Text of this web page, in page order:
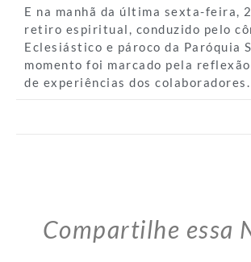
E na manhã da última sexta-feira,
retiro espiritual, conduzido pelo
Eclesiástico e pároco da Paróquia
momento foi marcado pela
de experiências dos colaboradores.
Compartilhe essa